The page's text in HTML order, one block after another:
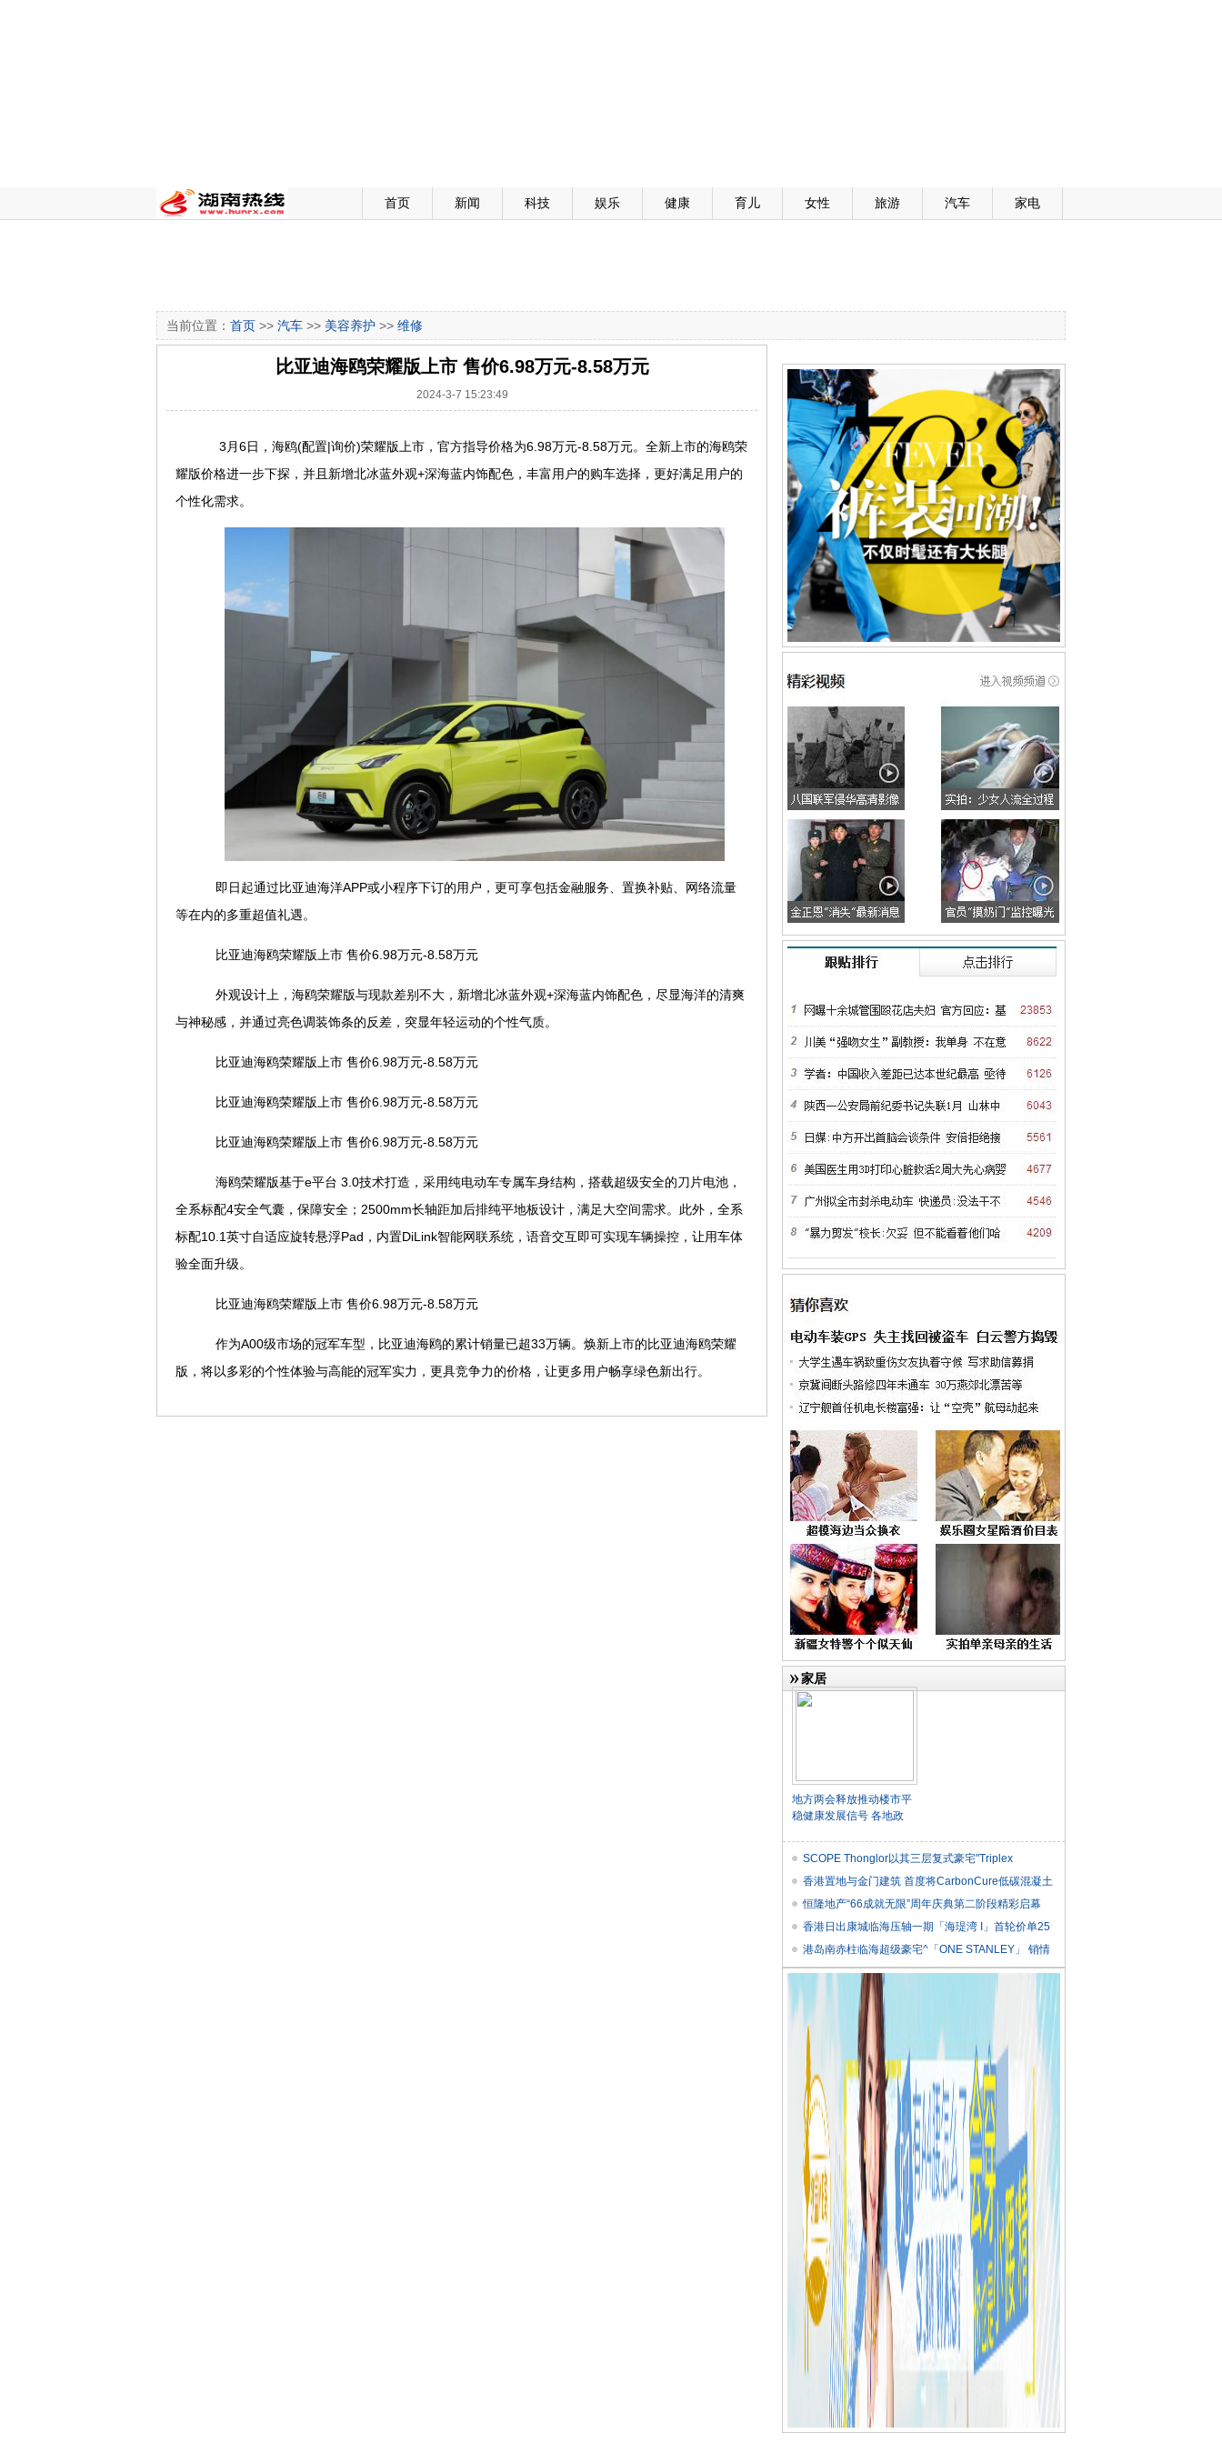
首页 新闻 科技 娱乐 健康 育儿 女性 旅游 汽车 家电
当前位置： 首页 >> 汽车 >> 美容养护 >> 维修
比亚迪海鸥荣耀版上市 售价6.98万元-8.58万元
2024-3-7 15:23:49
3月6日，海鸥(配置|询价)荣耀版上市，官方指导价格为6.98万元-8.58万元。全新上市的海鸥荣
耀版价格进一步下探，并且新增北冰蓝外观+深海蓝内饰配色，丰富用户的购车选择，更好满足用户的
个性化需求。
即日起通过比亚迪海洋APP或小程序下订的用户，更可享包括金融服务、置换补贴、网络流量
等在内的多重超值礼遇。
比亚迪海鸥荣耀版上市 售价6.98万元-8.58万元
外观设计上，海鸥荣耀版与现款差别不大，新增北冰蓝外观+深海蓝内饰配色，尽显海洋的清爽
与神秘感，并通过亮色调装饰条的反差，突显年轻运动的个性气质。
比亚迪海鸥荣耀版上市 售价6.98万元-8.58万元
比亚迪海鸥荣耀版上市 售价6.98万元-8.58万元
比亚迪海鸥荣耀版上市 售价6.98万元-8.58万元
海鸥荣耀版基于e平台 3.0技术打造，采用纯电动车专属车身结构，搭载超级安全的刀片电池，
全系标配4安全气囊，保障安全；2500mm长轴距加后排纯平地板设计，满足大空间需求。此外，全系
标配10.1英寸自适应旋转悬浮Pad，内置DiLink智能网联系统，语音交互即可实现车辆操控，让用车体
验全面升级。
比亚迪海鸥荣耀版上市 售价6.98万元-8.58万元
作为A00级市场的冠军车型，比亚迪海鸥的累计销量已超33万辆。焕新上市的比亚迪海鸥荣耀
版，将以多彩的个性体验与高能的冠军实力，更具竞争力的价格，让更多用户畅享绿色新出行。
家居
地方两会释放推动楼市平
稳健康发展信号 各地政
SCOPE Thonglor以其三层复式豪宅"Triplex
Residen
香港置地与金门建筑 首度将CarbonCure低碳混凝土
恒隆地产“66成就无限”周年庆典第二阶段精彩启幕
香港日出康城临海压轴一期「海瑅湾 I」首轮价单25
港岛南赤柱临海超级豪宅^「ONE STANLEY」 销情
气